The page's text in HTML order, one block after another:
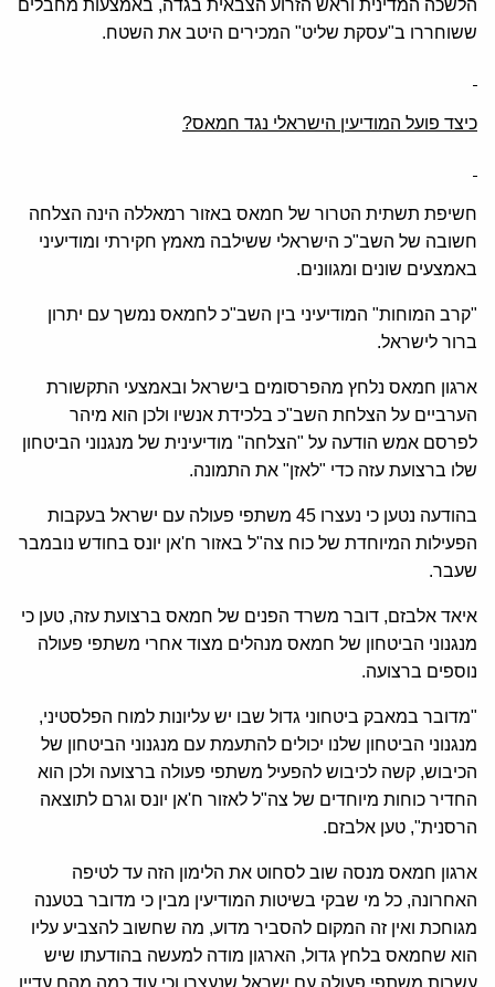
הלשכה המדינית וראש הזרוע הצבאית בגדה, באמצעות מחבלים
ששוחררו ב"עסקת שליט" המכירים היטב את השטח.
כיצד פועל המודיעין הישראלי נגד חמאס?
חשיפת תשתית הטרור של חמאס באזור רמאללה הינה הצלחה
חשובה של השב"כ הישראלי ששילבה מאמץ חקירתי ומודיעיני
באמצעים שונים ומגוונים.
"קרב המוחות" המודיעיני בין השב"כ לחמאס נמשך עם יתרון
ברור לישראל.
ארגון חמאס נלחץ מהפרסומים בישראל ובאמצעי התקשורת
הערביים על הצלחת השב"כ בלכידת אנשיו ולכן הוא מיהר
לפרסם אמש הודעה על "הצלחה" מודיעינית של מנגנוני הביטחון
שלו ברצועת עזה כדי "לאזן" את התמונה.
בהודעה נטען כי נעצרו 45 משתפי פעולה עם ישראל בעקבות
הפעילות המיוחדת של כוח צה"ל באזור ח'אן יונס בחודש נובמבר
שעבר.
איאד אלבזם, דובר משרד הפנים של חמאס ברצועת עזה, טען כי
מנגנוני הביטחון של חמאס מנהלים מצוד אחרי משתפי פעולה
נוספים ברצועה.
"מדובר במאבק ביטחוני גדול שבו יש עליונות למוח הפלסטיני,
מנגנוני הביטחון שלנו יכולים להתעמת עם מנגנוני הביטחון של
הכיבוש, קשה לכיבוש להפעיל משתפי פעולה ברצועה ולכן הוא
החדיר כוחות מיוחדים של צה"ל לאזור ח'אן יונס וגרם לתוצאה
הרסנית", טען אלבזם.
ארגון חמאס מנסה שוב לסחוט את הלימון הזה עד לטיפה
האחרונה, כל מי שבקי בשיטות המודיעין מבין כי מדובר בטענה
מגוחכת ואין זה המקום להסביר מדוע, מה שחשוב להצביע עליו
הוא שחמאס בלחץ גדול, הארגון מודה למעשה בהודעתו שיש
עשרות משתפי פעולה עם ישראל שנעצרו וכי עוד כמה מהם עדיין